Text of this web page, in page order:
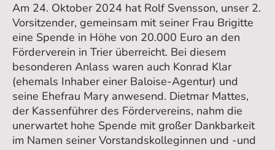
Am 24. Oktober 2024 hat Rolf Svensson, unser 2.
Vorsitzender, gemeinsam mit seiner Frau Brigitte
eine Spende in Höhe von 20.000 Euro an den
Förderverein in Trier überreicht. Bei diesem
besonderen Anlass waren auch Konrad Klar
(ehemals Inhaber einer Baloise-Agentur) und
seine Ehefrau Mary anwesend. Dietmar Mattes,
der Kassenführer des Fördervereins, nahm die
unerwartet hohe Spende mit großer Dankbarkeit
im Namen seiner Vorstandskolleginnen und -und